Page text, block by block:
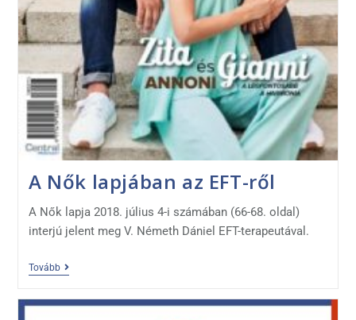
A Nők lapjában az EFT-ről
A Nők lapja 2018. július 4-i számában (66-68. oldal)
interjú jelent meg V. Németh Dániel EFT-terapeutával.
Tovább